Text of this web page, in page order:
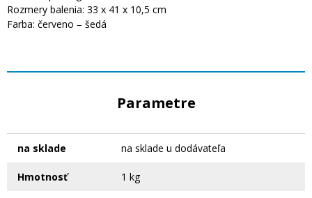
Rozmery balenia: 33 x 41 x 10,5 cm
Farba: červeno – šedá
Parametre
na sklade na sklade u dodávateľa
Hmotnosť 1 kg